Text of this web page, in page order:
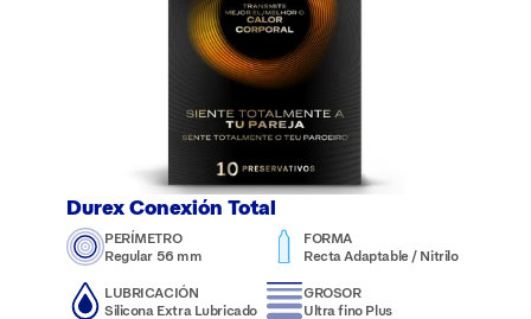
Durex Conexión Total
PERÍMETRO
Regular 56 mm
FORMA
Recta Adaptable / Nitrilo
LUBRICACIÓN
Silicona Extra Lubricado
GROSOR
Ultra fino Plus